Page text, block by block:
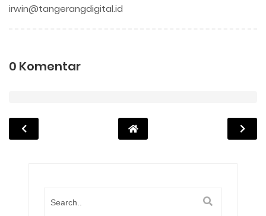
irwin@tangerangdigital.id
0 Komentar